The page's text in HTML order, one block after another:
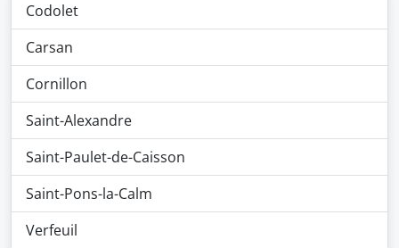
Codolet
Carsan
Cornillon
Saint-Alexandre
Saint-Paulet-de-Caisson
Saint-Pons-la-Calm
Verfeuil